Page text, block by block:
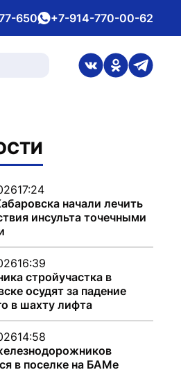
650whatsApp
+7-914-770-00-62
ссылка на
ссылка на
17:24
начали лечить
инсульта точечными
16:39
стройучастка в
осудят за падение
в шахту лифта
14:58
в поселке на БАМе